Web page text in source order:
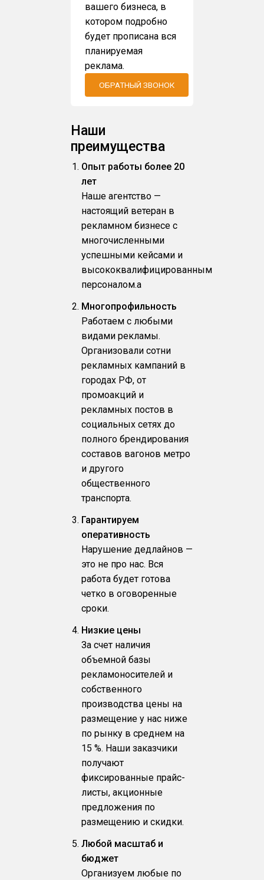
вашего бизнеса, в
котором подробно
будет прописана вся
планируемая
реклама.
ОБРАТНЫЙ ЗВОНОК
Наши
преимущества
Опыт работы более 20
лет
Наше агентство —
настоящий ветеран в
рекламном бизнесе с
многочисленными
успешными кейсами и
высококвалифицированным
персоналом.a
Многопрофильность
Работаем с любыми
видами рекламы.
Организовали сотни
рекламных кампаний в
городах РФ, от
промоакций и
рекламных постов в
социальных сетях до
полного брендирования
составов вагонов метро
и другого
общественного
транспорта.
Гарантируем
оперативность
Нарушение дедлайнов —
это не про нас. Вся
работа будет готова
четко в оговоренные
сроки.
Низкие цены
За счет наличия
объемной базы
рекламоносителей и
собственного
производства цены на
размещение у нас ниже
по рынку в среднем на
15 %. Наши заказчики
получают
фиксированные прайс-
листы, акционные
предложения по
размещению и скидки.
Любой масштаб и
бюджет
Организуем любые по